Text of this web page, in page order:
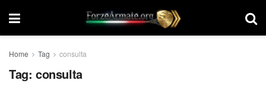
Home Tag consulta
Tag: consulta